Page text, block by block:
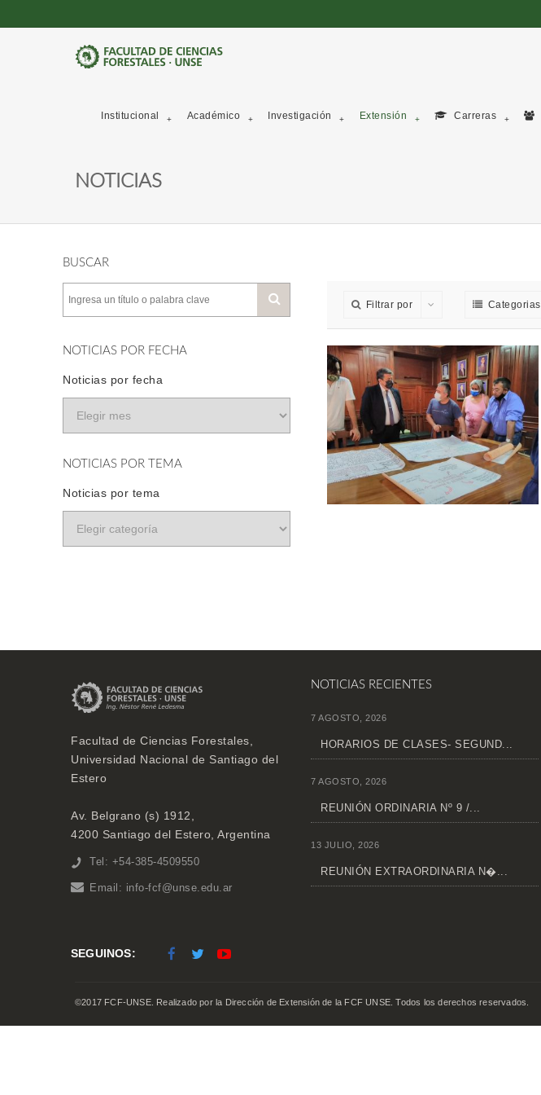
Institucional Académico Investigación Extensión Carreras
NOTICIAS
BUSCAR
NOTICIAS POR FECHA
Noticias por fecha
NOTICIAS POR TEMA
Noticias por tema
Filtrar por Categorias
Facultad de Ciencias Forestales,
Universidad Nacional de Santiago del
Estero
Av. Belgrano (s) 1912,
4200 Santiago del Estero, Argentina
Tel: +54-385-4509550
Email: info-fcf@unse.edu.ar
NOTICIAS RECIENTES
7 AGOSTO, 2026
HORARIOS DE CLASES- SEGUND...
7 AGOSTO, 2026
REUNIÓN ORDINARIA Nº 9 /...
13 JULIO, 2026
REUNIÓN EXTRAORDINARIA N�...
SEGUINOS:
©2017 FCF-UNSE. Realizado por la Dirección de Extensión de la FCF UNSE. Todos los derechos reservados.